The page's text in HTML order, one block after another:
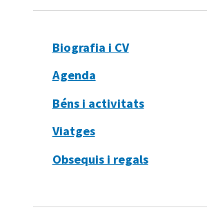
Biografia i CV
Agenda
Béns i activitats
Viatges
Obsequis i regals